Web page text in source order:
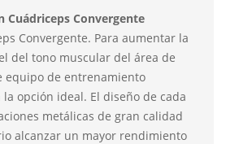
Cuádriceps Convergente
Convergente. Para aumentar la
del tono muscular del área de
equipo de entrenamiento
opción ideal. El diseño de cada
metálicas de gran calidad
alcanzar un mayor rendimiento